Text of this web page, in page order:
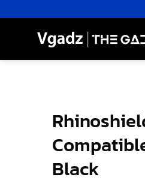
ไป
Black